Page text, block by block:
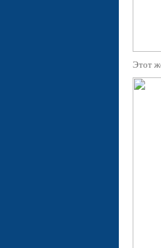
Этот